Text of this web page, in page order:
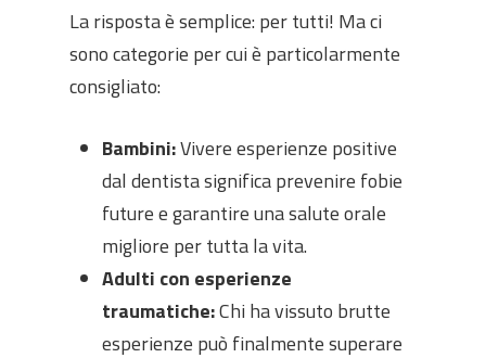
La risposta è semplice: per tutti! Ma ci
sono categorie per cui è particolarmente
consigliato:
Bambini:Vivere esperienze positive
dal dentista significa prevenire fobie
future e garantire una salute orale
migliore per tutta la vita.
Adulti con esperienze
traumatiche:Chi ha vissuto brutte
esperienze può finalmente superare